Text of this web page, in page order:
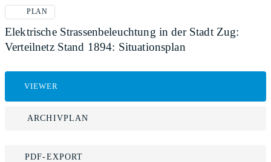
PLAN
Elektrische Strassenbeleuchtung in der Stadt Zug:
Verteilnetz Stand 1894: Situationsplan
VIEWER
ARCHIVPLAN
PDF-EXPORT